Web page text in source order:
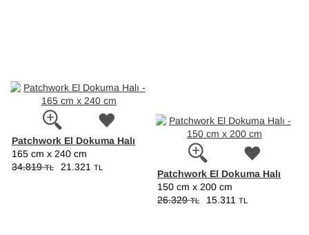
Patchwork El Dokuma Halı
165 cm x 240 cm
34.819TL 21.321 TL Patchwork El Dokuma Halı
150 cm x 200 cm
26.329TL 15.311 TL